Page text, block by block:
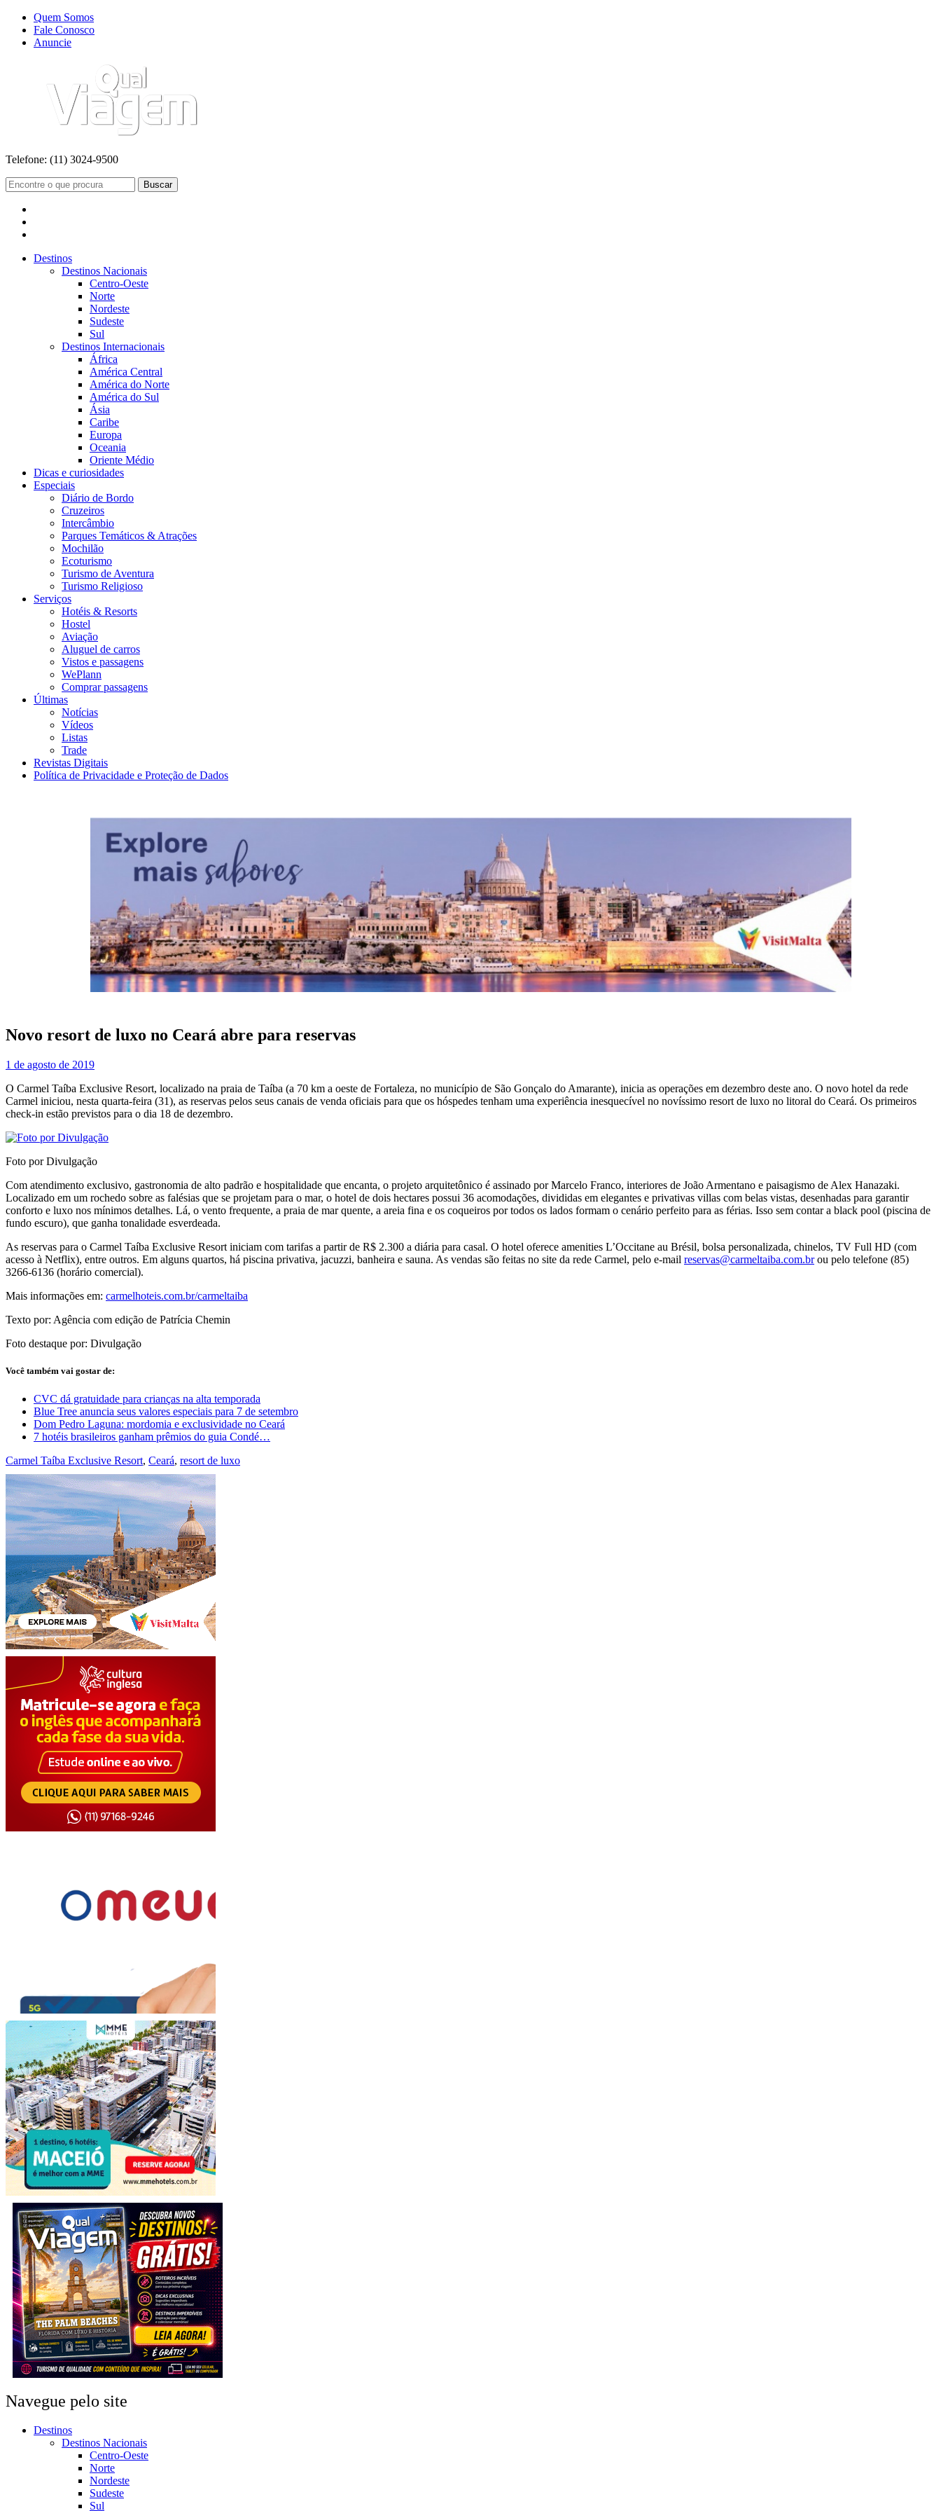
Quem Somos
Fale Conosco
Anuncie
Telefone: (11) 3024-9500
Buscar
Destinos
Destinos Nacionais
Centro-Oeste
Norte
Nordeste
Sudeste
Sul
Destinos Internacionais
África
América Central
América do Norte
América do Sul
Ásia
Caribe
Europa
Oceania
Oriente Médio
Dicas e curiosidades
Especiais
Diário de Bordo
Cruzeiros
Intercâmbio
Parques Temáticos & Atrações
Mochilão
Ecoturismo
Turismo de Aventura
Turismo Religioso
Serviços
Hotéis & Resorts
Hostel
Aviação
Aluguel de carros
Vistos e passagens
WePlann
Comprar passagens
Últimas
Notícias
Vídeos
Listas
Trade
Revistas Digitais
Política de Privacidade e Proteção de Dados
Novo resort de luxo no Ceará abre para reservas
1 de agosto de 2019
O Carmel Taíba Exclusive Resort, localizado na praia de Taíba (a 70 km a oeste de Fortaleza, no município de São Gonçalo do Amarante), inicia as operações em dezembro deste ano. O novo hotel da rede
Carmel iniciou, nesta quarta-feira (31), as reservas pelos seus canais de venda oficiais para que os hóspedes tenham uma experiência inesquecível no novíssimo resort de luxo no litoral do Ceará. Os primeiros
check-in estão previstos para o dia 18 de dezembro.
Foto por Divulgação
Com atendimento exclusivo, gastronomia de alto padrão e hospitalidade que encanta, o projeto arquitetônico é assinado por Marcelo Franco, interiores de João Armentano e paisagismo de Alex Hanazaki.
Localizado em um rochedo sobre as falésias que se projetam para o mar, o hotel de dois hectares possui 36 acomodações, divididas em elegantes e privativas villas com belas vistas, desenhadas para garantir
conforto e luxo nos mínimos detalhes. Lá, o vento frequente, a praia de mar quente, a areia fina e os coqueiros por todos os lados formam o cenário perfeito para as férias. Isso sem contar a black pool (piscina de
fundo escuro), que ganha tonalidade esverdeada.
As reservas para o Carmel Taíba Exclusive Resort iniciam com tarifas a partir de R$ 2.300 a diária para casal. O hotel oferece amenities L’Occitane au Brésil, bolsa personalizada, chinelos, TV Full HD (com
acesso à Netflix), entre outros. Em alguns quartos, há piscina privativa, jacuzzi, banheira e sauna. As vendas são feitas no site da rede Carmel, pelo e-mail reservas@carmeltaiba.com.brou pelo telefone (85)
3266-6136 (horário comercial).
Mais informações em: carmelhoteis.com.br/carmeltaiba
Texto por: Agência com edição de Patrícia Chemin
Foto destaque por: Divulgação
Você também vai gostar de:
CVC dá gratuidade para crianças na alta temporada
Blue Tree anuncia seus valores especiais para 7 de setembro
Dom Pedro Laguna: mordomia e exclusividade no Ceará
7 hotéis brasileiros ganham prêmios do guia Condé…
Carmel Taíba Exclusive Resort, Ceará, resort de luxo
Navegue pelo site
Destinos
Destinos Nacionais
Centro-Oeste
Norte
Nordeste
Sudeste
Sul